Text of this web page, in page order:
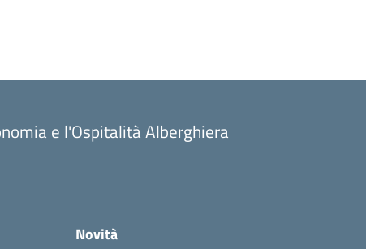
e l'Ospitalità Alberghiera
Novità